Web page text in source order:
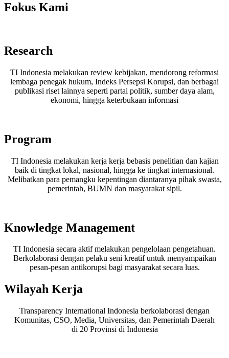
Fokus Kami
Research
TI Indonesia melakukan review kebijakan, mendorong reformasi
lembaga penegak hukum, Indeks Persepsi Korupsi, dan berbagai
publikasi riset lainnya seperti partai politik, sumber daya alam,
ekonomi, hingga keterbukaan informasi
Program
TI Indonesia melakukan kerja kerja bebasis penelitian dan kajian
baik di tingkat lokal, nasional, hingga ke tingkat internasional.
Melibatkan para pemangku kepentingan diantaranya pihak swasta,
pemerintah, BUMN dan masyarakat sipil.
Knowledge Management
TI Indonesia secara aktif melakukan pengelolaan pengetahuan.
Berkolaborasi dengan pelaku seni kreatif untuk menyampaikan
pesan-pesan antikorupsi bagi masyarakat secara luas.
Wilayah Kerja
Transparency International Indonesia berkolaborasi dengan
Komunitas, CSO, Media, Universitas, dan Pemerintah Daerah
di 20 Provinsi di Indonesia